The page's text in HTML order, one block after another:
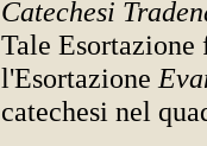
Catechesi
Tale Esortazione
l'Esortazione
catechesi nel